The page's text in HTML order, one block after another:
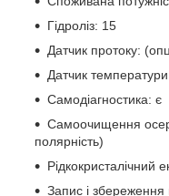
Гідроліз: 15
Датчик протоку:
Датчик
Самодіагностика: є
Самоочищення
полярність)
Рідкокристалічний
Запис і збереження